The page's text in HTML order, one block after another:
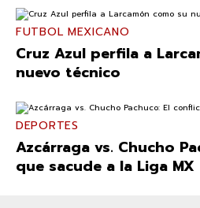
FUTBOL MEXICANO
Cruz Azul perfila a
nuevo técnico
DEPORTES
Azcárraga vs. Chucho
que sacude a la Liga MX